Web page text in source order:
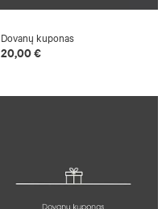
Dovanų kuponas
20,00 €